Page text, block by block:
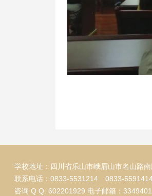
学校地址：四川省乐山市峨眉山市名山路
联系电话：0833-5531214 0833-
咨询 Q Q: 602201929 电子邮箱：